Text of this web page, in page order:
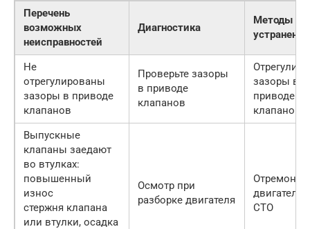
Перечень
возможных
неисправностей
Диагностика
Методы
устранения
Не
отрегулированы
зазоры в приводе
клапанов
Проверьте зазоры
в приводе
клапанов
зазоры в
приводе
клапанов
Выпускные
клапаны заедают
во втулках:
повышенный
износ
стержня клапана
или втулки, осадка
Осмотр при
разборке двигателя
двигатель
СТО